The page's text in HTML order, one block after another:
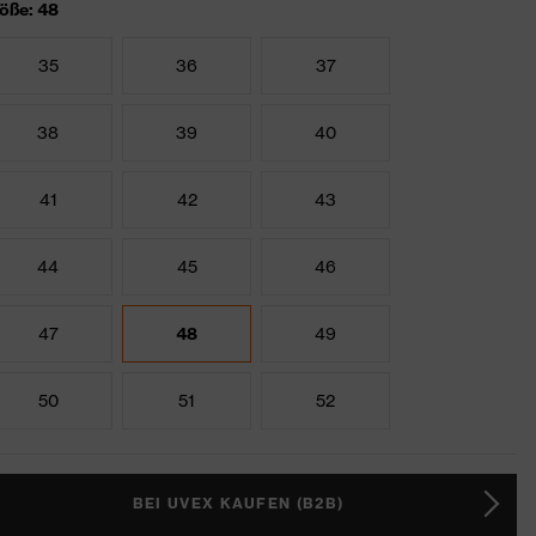
48
35 36 37
38 39 40
41 42 43
44 45 46
47 48 49
50 51 52
BEI UVEX KAUFEN (B2B)